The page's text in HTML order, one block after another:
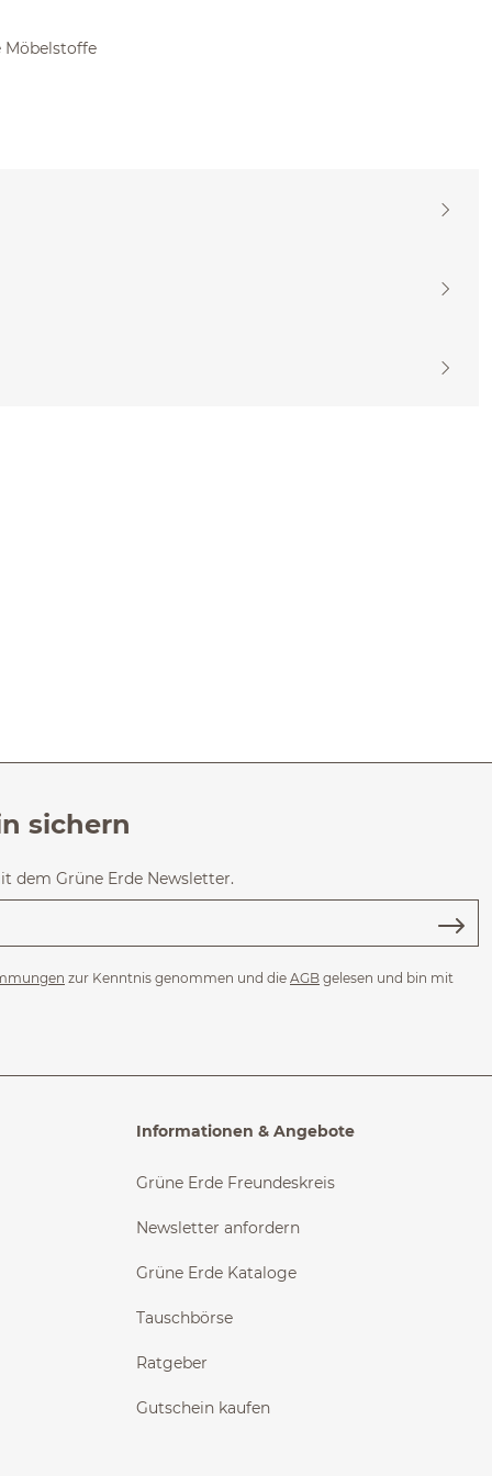
Möbelstoffe
sichern
dem Grüne Erde Newsletter.
zur Kenntnis genommen und die AGB gelesen und bin mit
Informationen & Angebote
Grüne Erde Freundeskreis
Newsletter anfordern
Grüne Erde Kataloge
Tauschbörse
Ratgeber
Gutschein kaufen